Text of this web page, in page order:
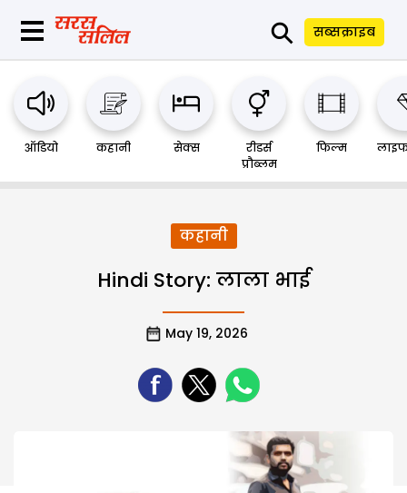
⚲ सब्सक्राइब
ऑडियो कहानी सेक्स
रीडर्स
प्रौब्लम
फिल्म
कहानी
Hindi Story: लाला भाई
May 19, 2026